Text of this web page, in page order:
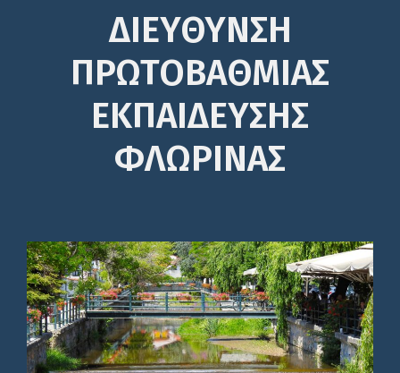
ΔΙΕΎΘΥΝΣΗ
ΠΡΩΤΟΒΆΘΜΙΑΣ
ΕΚΠΑΊΔΕΥΣΗΣ
ΦΛΩΡΙΝΑΣ